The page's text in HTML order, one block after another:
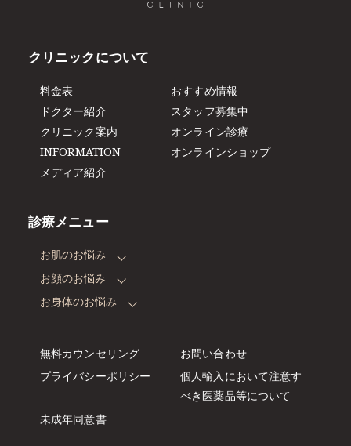
クリニックについて
料金表
ドクター紹介
クリニック案内
INFORMATION
メディア紹介
おすすめ情報
スタッフ募集中
オンライン診療
オンラインショップ
診療メニュー
お肌のお悩み
お顔のお悩み
お身体のお悩み
無料カウンセリング
お問い合わせ
プライバシーポリシー
個人輸入において注意す
べき 医薬品等について
未成年同意書